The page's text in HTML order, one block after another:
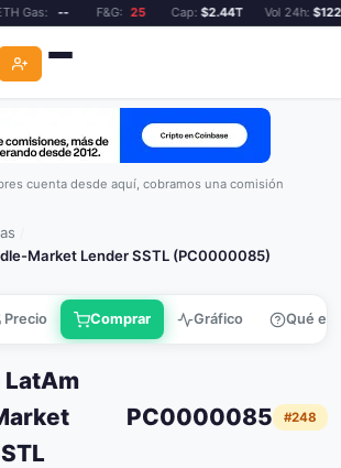
Gas: -- F&G: 25 Cap:$2.44T Vol 24h:
cuenta desde aquí, cobramos una comisión
Market Lender SSTL (PC0000085)
Precio Comprar Gráfico Qué es
LatAm
PC0000085 #248